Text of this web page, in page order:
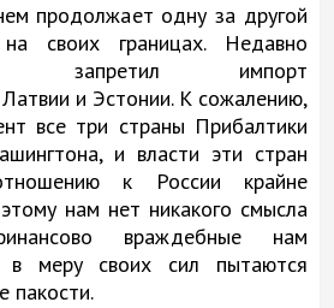
продолжает одну за другой
своих границах. Недавно
запретил импорт
и Эстонии. К сожалению,
все три страны Прибалтики
и власти эти стран
к России крайне
нам нет никакого смысла
враждебные нам
в меру своих сил пытаются
пакости.